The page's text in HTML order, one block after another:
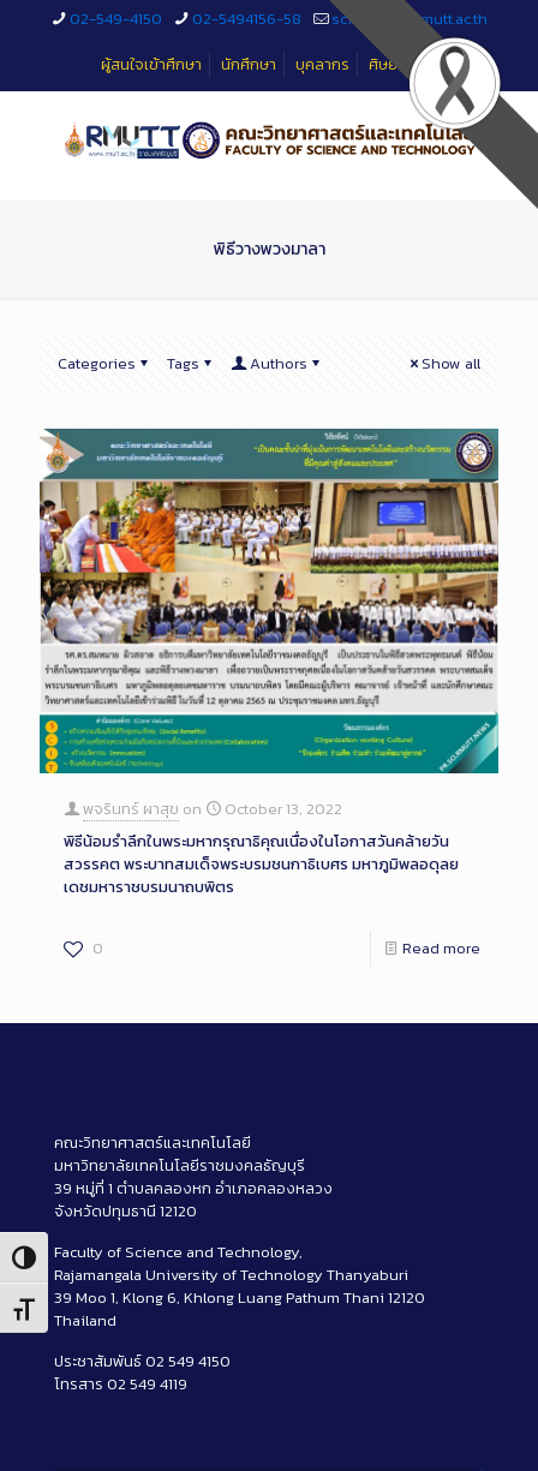
Toggle High Contrast
Toggle Font size
02-549-4150 02-5494156-58
sciteched@rmutt.ac.th
ผู้สนใจเข้าศึกษา
นักศึกษา บุคลากร ศิษย์เก่า
พิธีวางพวงมาลา
Categories Tags Authors Show all
พจรินทร์ ผาสุข on
October 13, 2022
พิธีน้อมรำลึกในพระมหากรุณาธิคุณเนื่องในโอกาสวันคล้ายวัน
สวรรคต พระบาทสมเด็จพระบรมชนกาธิเบศร มหาภูมิพลอดุลย
เดชมหาราชบรมนาถบพิตร
0 Read more
คณะวิทยาศาสตร์และเทคโนโลยี
มหาวิทยาลัยเทคโนโลยีราชมงคลธัญบุรี
39 หมู่ที่ 1 ตำบลคลองหก อำเภอคลองหลวง
จังหวัดปทุมธานี 12120
Faculty of Science and Technology,
Rajamangala University of Technology Thanyaburi
39 Moo 1, Klong 6, Khlong Luang Pathum Thani 12120
Thailand
ประชาสัมพันธ์ 02 549 4150
โทรสาร 02 549 4119